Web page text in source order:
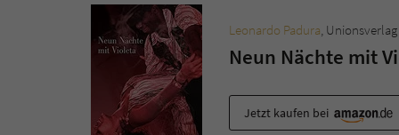
Leonardo Padura, Unionsverlag
Neun Nächte mit
Jetzt kaufen bei